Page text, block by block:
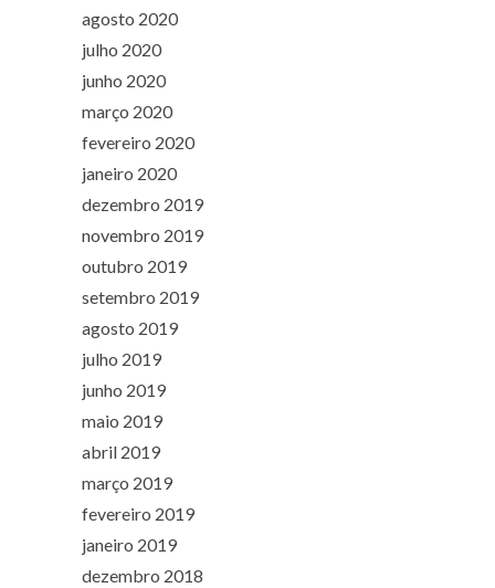
agosto 2020
julho 2020
junho 2020
março 2020
fevereiro 2020
janeiro 2020
dezembro 2019
novembro 2019
outubro 2019
setembro 2019
agosto 2019
julho 2019
junho 2019
maio 2019
abril 2019
março 2019
fevereiro 2019
janeiro 2019
dezembro 2018